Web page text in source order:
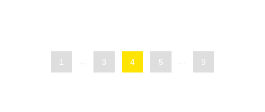
1 ... 3 4 5 ... 9